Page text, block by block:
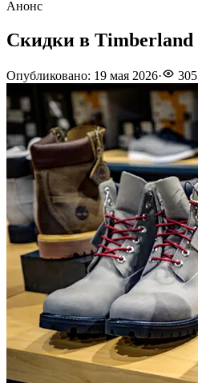
Анонс
Скидки в Timberland
Опубликовано: 19 мая 2026· 305